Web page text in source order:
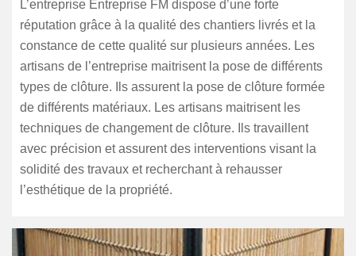
L’entreprise Entreprise FM dispose d’une forte
réputation grâce à la qualité des chantiers livrés et la
constance de cette qualité sur plusieurs années. Les
artisans de l’entreprise maitrisent la pose de différents
types de clôture. Ils assurent la pose de clôture formée
de différents matériaux. Les artisans maitrisent les
techniques de changement de clôture. Ils travaillent
avec précision et assurent des interventions visant la
solidité des travaux et recherchant à rehausser
l’esthétique de la propriété.